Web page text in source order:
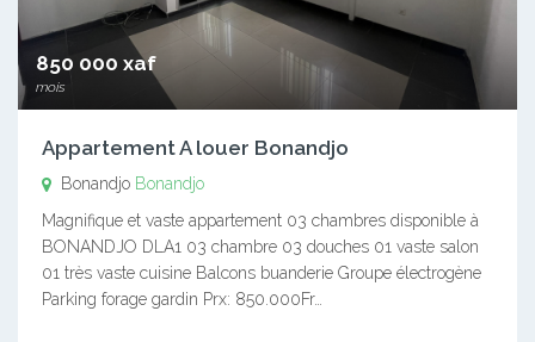
850 000 xaf
mois
Appartement A louer Bonandjo
Bonandjo Bonandjo
Magnifique et vaste appartement 03 chambres disponible à
BONANDJO DLA1 03 chambre 03 douches 01 vaste salon
01 très vaste cuisine Balcons buanderie Groupe électrogène
Parking forage gardin Prx: 850.000Fr…